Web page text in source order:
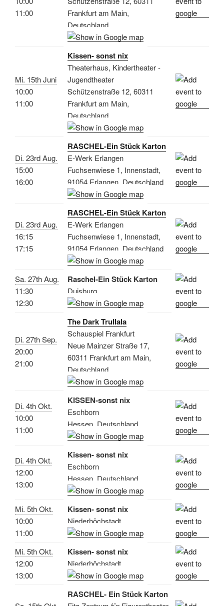
11:00
Frankfurt am Main,
Deutschland
Mi. 15th Juni
10:00
11:00
Kissen- sonst nix
Theaterhaus, Kindertheater -
Jugendtheater
Schützenstraße 12, 60311
Frankfurt am Main,
Deutschland
Di. 23rd Aug.
15:00
16:00
RASCHEL-Ein Stück Karton
E-Werk Erlangen
Fuchsenwiese 1, Innenstadt,
91054 Erlangen, Deutschland
Di. 23rd Aug.
16:15
17:15
RASCHEL-Ein Stück Karton
E-Werk Erlangen
Fuchsenwiese 1, Innenstadt,
91054 Erlangen, Deutschland
Sa. 27th Aug.
11:30
12:30
Raschel-Ein Stück Karton
Duisburg
Di. 27th Sep.
20:00
21:00
The Dark Trullala
Schauspiel Frankfurt
Neue Mainzer Straße 17,
60311 Frankfurt am Main,
Deutschland
Di. 4th Okt.
10:00
11:00
KISSEN-sonst nix
Eschborn
Hessen, Deutschland
Di. 4th Okt.
12:00
13:00
Kissen- sonst nix
Eschborn
Hessen, Deutschland
Mi. 5th Okt.
10:00
11:00
Kissen- sonst nix
Niederhöchstadt
Mi. 5th Okt.
12:00
13:00
Kissen- sonst nix
Niederhöchstadt
RASCHEL- Ein Stück Karton